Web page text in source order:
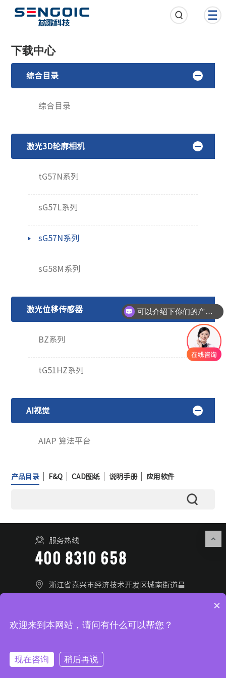
下载中心
综合目录
综合目录
激光3D轮廓相机
tG57N系列
sG57L系列
sG57N系列
sG58M系列
激光位移传感器
BZ系列
tG51HZ系列
AI视觉
AIAP 算法平台
产品目录 F&Q CAD图纸 说明手册 应用软件
服务热线
400 8310 658
浙江省嘉兴市经济技术开发区城南街道昌
联系我们 在线留言
© 2025 浙江芯歌智能科技有限公司 All Rights Reserved.
可以介绍下你们的产品么
×
欢迎来到本网站，请问有什么可以帮您？
现在咨询 稍后再说